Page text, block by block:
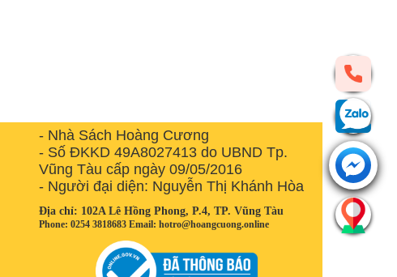
- Nhà Sách Hoàng Cương
- Số ĐKKD 49A8027413 do UBND Tp.
Vũng Tàu cấp ngày 09/05/2016
- Người đại diện: Nguyễn Thị Khánh Hòa
Địa chỉ: 102A Lê Hồng Phong, P.4, TP. Vũng Tàu
Phone: 0254 3818683 Email: hotro@hoangcuong.online